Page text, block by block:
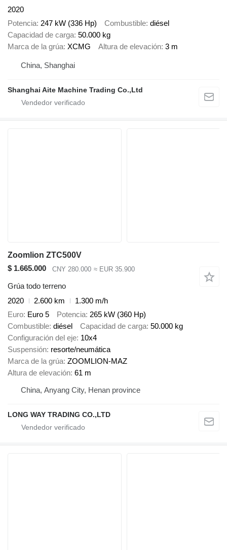
2020
Potencia 247 kW (336 Hp) Combustible diésel
Capacidad de carga 50.000 kg
Marca de la grúa XCMG Altura de elevación 3 m
China, Shanghai
Shanghai Aite Machine Trading Co.,Ltd
Zoomlion ZTC500V
$ 1.665.000
CNY 280.000 ≈ EUR 35.900
Grúa todo terreno
2020
2.600 km
1.300 m/h
Euro Euro 5 Potencia 265 kW (360 Hp)
Combustible diésel Capacidad de carga 50.000 kg
Configuración del eje 10x4
Suspensión resorte/neumática
Marca de la grúa ZOOMLION-MAZ
Altura de elevación 61 m
China, Anyang City, Henan province
LONG WAY TRADING CO.,LTD